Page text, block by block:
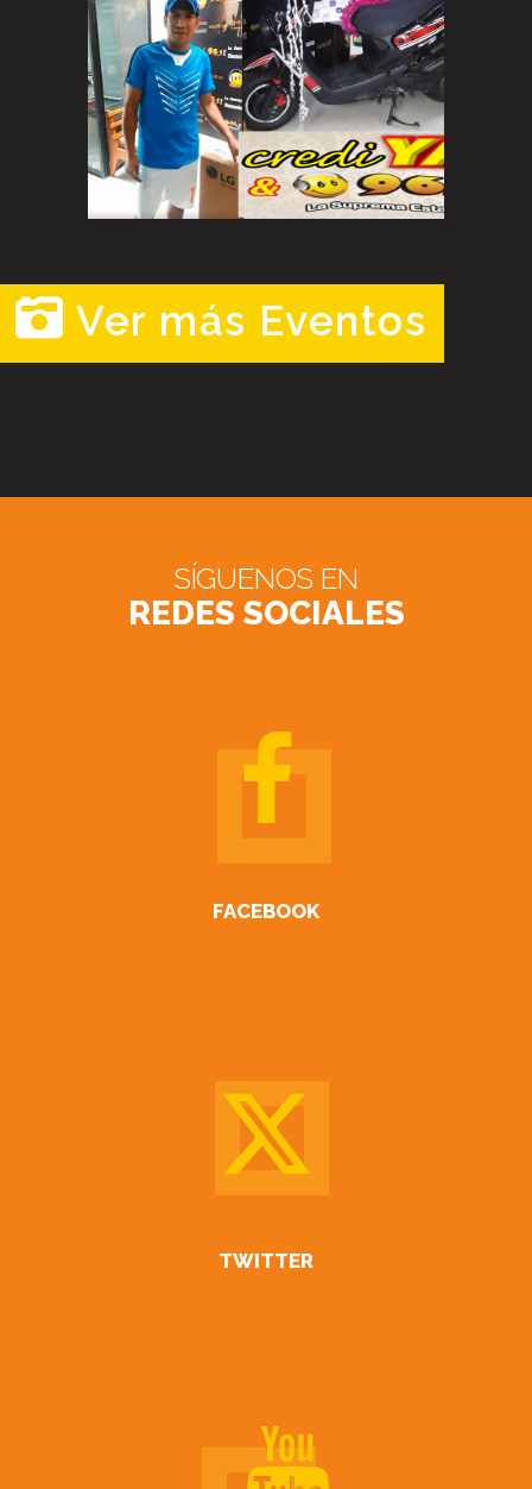
Ver más Eventos
SÍGUENOS EN
REDES SOCIALES
FACEBOOK
TWITTER